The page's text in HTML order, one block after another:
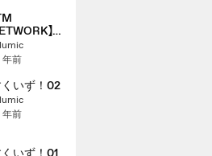
】ラ
トーク
4】
年前
いず！02
年前